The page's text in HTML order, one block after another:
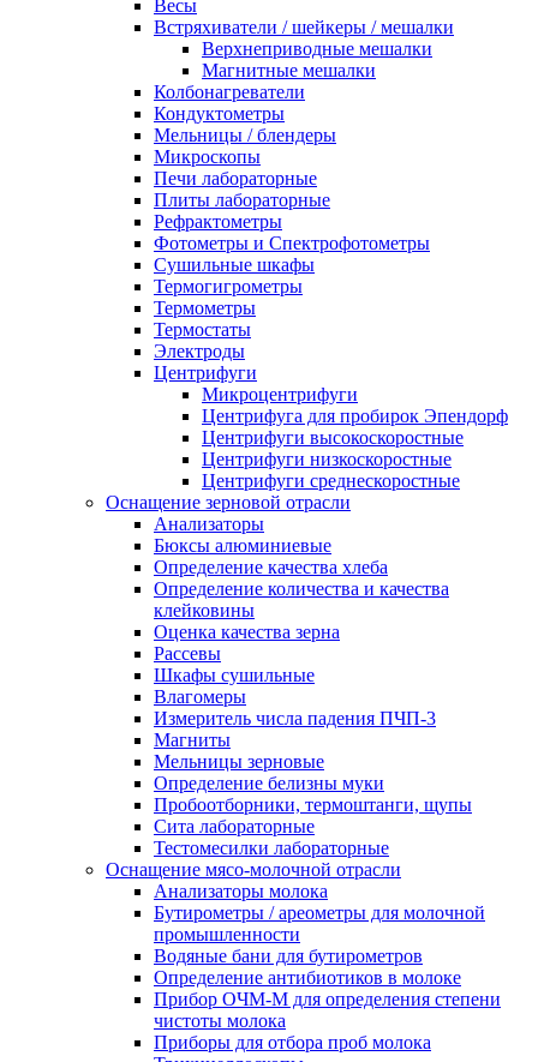
Весы
Встряхиватели / шейкеры / мешалки
Верхнеприводные мешалки
Магнитные мешалки
Колбонагреватели
Кондуктометры
Мельницы / блендеры
Микроскопы
Печи лабораторные
Плиты лабораторные
Рефрактометры
Фотометры и Спектрофотометры
Сушильные шкафы
Термогигрометры
Термометры
Термостаты
Электроды
Центрифуги
Микроцентрифуги
Центрифуга для пробирок Эпендорф
Центрифуги высокоскоростные
Центрифуги низкоскоростные
Центрифуги среднескоростные
Оснащение зерновой отрасли
Анализаторы
Бюксы алюминиевые
Определение качества хлеба
Определение количества и качества
клейковины
Оценка качества зерна
Рассевы
Шкафы сушильные
Влагомеры
Измеритель числа падения ПЧП-3
Магниты
Мельницы зерновые
Определение белизны муки
Пробоотборники, термоштанги, щупы
Сита лабораторные
Тестомесилки лабораторные
Оснащение мясо-молочной отрасли
Анализаторы молока
Бутирометры / ареометры для молочной
промышленности
Водяные бани для бутирометров
Определение антибиотиков в молоке
Прибор ОЧМ-М для определения степени
чистоты молока
Приборы для отбора проб молока